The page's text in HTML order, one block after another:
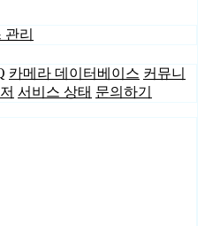
리
카메라 데이터베이스 커뮤니
서비스 상태 문의하기